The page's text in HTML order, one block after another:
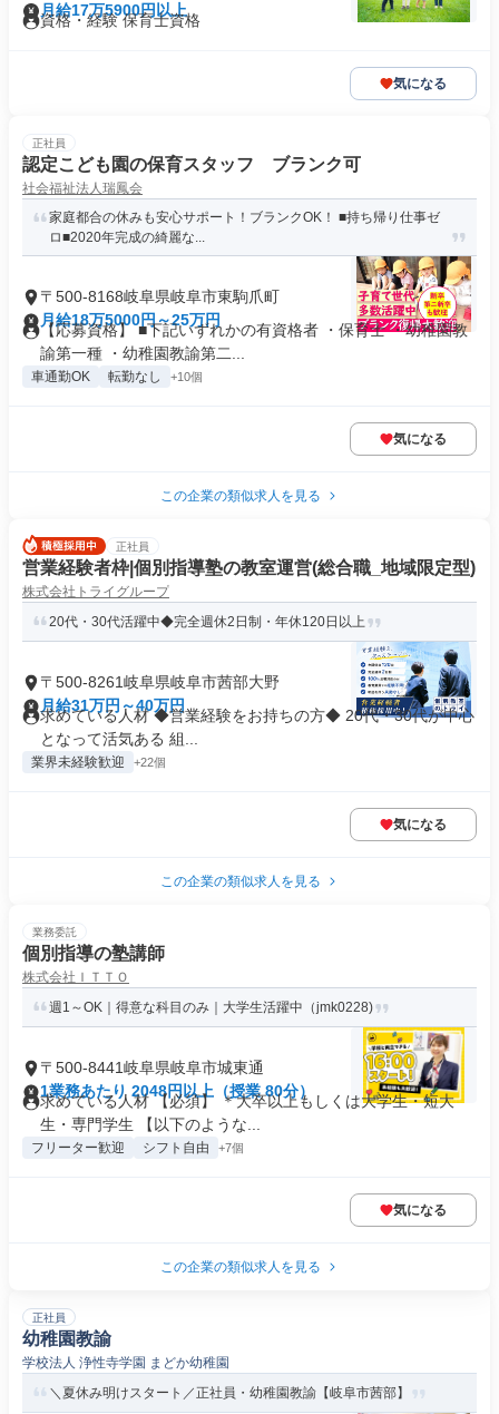
月給17万5900円以上
資格・経験 保育士資格
気になる
正社員
認定こども園の保育スタッフ ブランク可
社会福祉法人瑞鳳会
家庭都合の休みも安心サポート！ブランクOK！ ■持ち帰り仕事ゼ
ロ■2020年完成の綺麗な...
〒500-8168岐阜県岐阜市東駒爪町
月給18万5000円～25万円
【応募資格】 ■下記いずれかの有資格者 ・保育士 ・幼稚園教
諭第一種 ・幼稚園教諭第二...
車通勤OK 転勤なし +10個
気になる
この企業の類似求人を見る
正社員
営業経験者枠|個別指導塾の教室運営(総合職_地域限定型)
株式会社トライグループ
20代・30代活躍中◆完全週休2日制・年休120日以上
〒500-8261岐阜県岐阜市茜部大野
月給31万円～40万円
求めている人材 ◆営業経験をお持ちの方◆ 20代・30代が中心
となって活気ある 組...
業界未経験歓迎 +22個
気になる
この企業の類似求人を見る
業務委託
個別指導の塾講師
株式会社ＩＴＴＯ
週1～OK｜得意な科目のみ｜大学生活躍中（jmk0228)
〒500-8441岐阜県岐阜市城東通
1業務あたり 2048円以上（授業 80分）
求めている人材 【必須】 ＊大卒以上もしくは大学生・短大
生・専門学生 【以下のような...
フリーター歓迎 シフト自由 +7個
気になる
この企業の類似求人を見る
正社員
幼稚園教諭
学校法人 浄性寺学園 まどか幼稚園
＼夏休み明けスタート／正社員・幼稚園教諭【岐阜市茜部】